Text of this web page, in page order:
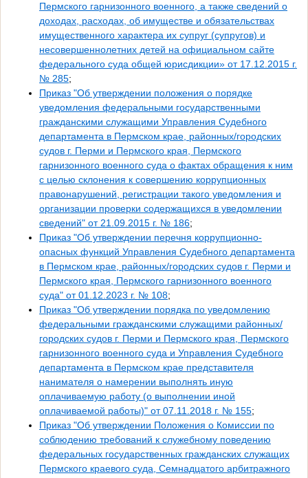
Пермского гарнизонного военного, а также сведений о
доходах, расходах, об имуществе и обязательствах
имущественного характера их супруг (супругов) и
несовершеннолетних детей на официальном сайте
федерального суда общей юрисдикции» от 17.12.2015 г.
№ 285;
Приказ "Об утверждении положения о порядке
уведомления федеральными государственными
гражданскими служащими Управления Судебного
департамента в Пермском крае, районных/городских
судов г. Перми и Пермского края, Пермского
гарнизонного военного суда о фактах обращения к ним
с целью склонения к совершению коррупционных
правонарушений, регистрации такого уведомления и
организации проверки содержащихся в уведомлении
сведений" от 21.09.2015 г. № 186;
Приказ "Об утверждении перечня коррупционно-
опасных функций Управления Судебного департамента
в Пермском крае, районных/городских судов г. Перми и
Пермского края, Пермского гарнизонного военного
суда" от 01.12.2023 г. № 108;
Приказ "Об утверждении порядка по уведомлению
федеральными гражданскими служащими районных/
городских судов г. Перми и Пермского края, Пермского
гарнизонного военного суда и Управления Судебного
департамента в Пермском крае представителя
нанимателя о намерении выполнять иную
оплачиваемую работу (о выполнении иной
оплачиваемой работы)" от 07.11.2018 г. № 155;
Приказ "Об утверждении Положения о Комиссии по
соблюдению требований к служебному поведению
федеральных государственных гражданских служащих
Пермского краевого суда, Семнадцатого арбитражного